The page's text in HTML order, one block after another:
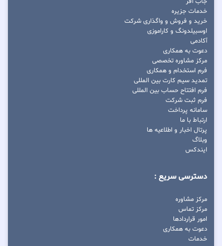
خدمات جزیره
خرید و فروش و واگذاری شرکت
اوسبیلدونگ و کاراموزی
آکادمی
دعوت به همکاری
مرکز مشاوره تخصصی
فرم استخدام و همکاری
تمدید سیم کارت بین المللی
فرم افتتاح حساب بین المللی
فرم ثبت شرکت
سامانه پرداخت
ارتباط با ما
پرتال اخبار و اطلاعیه ها
وبلاگ
ایندکس
دسترسی سریع :
مرکز مشاوره
مرکز تماس
امور قراردادها
دعوت به همکاری
خدمات